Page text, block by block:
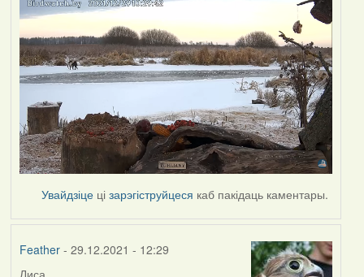
Увайдзіце цізарэгіструйцеся каб пакідаць каментары.
Feather- 29.12.2021 - 12:29